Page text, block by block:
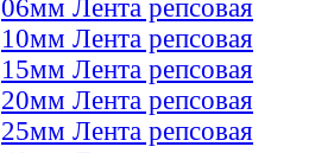
06мм Лента репсовая
10мм Лента репсовая
15мм Лента репсовая
20мм Лента репсовая
25мм Лента репсовая